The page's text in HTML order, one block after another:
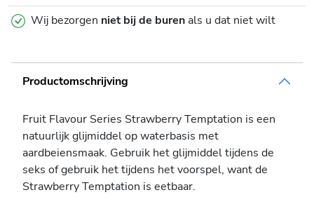
Wij bezorgen niet bij de burenals u dat niet wilt
Productomschrijving
Fruit Flavour Series Strawberry Temptation is een
natuurlijk glijmiddel op waterbasis met
aardbeiensmaak. Gebruik het glijmiddel tijdens de
seks of gebruik het tijdens het voorspel, want de
Strawberry Temptation is eetbaar.